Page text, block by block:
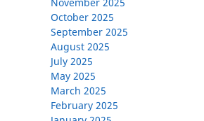
November 2025
October 2025
September 2025
August 2025
July 2025
May 2025
March 2025
February 2025